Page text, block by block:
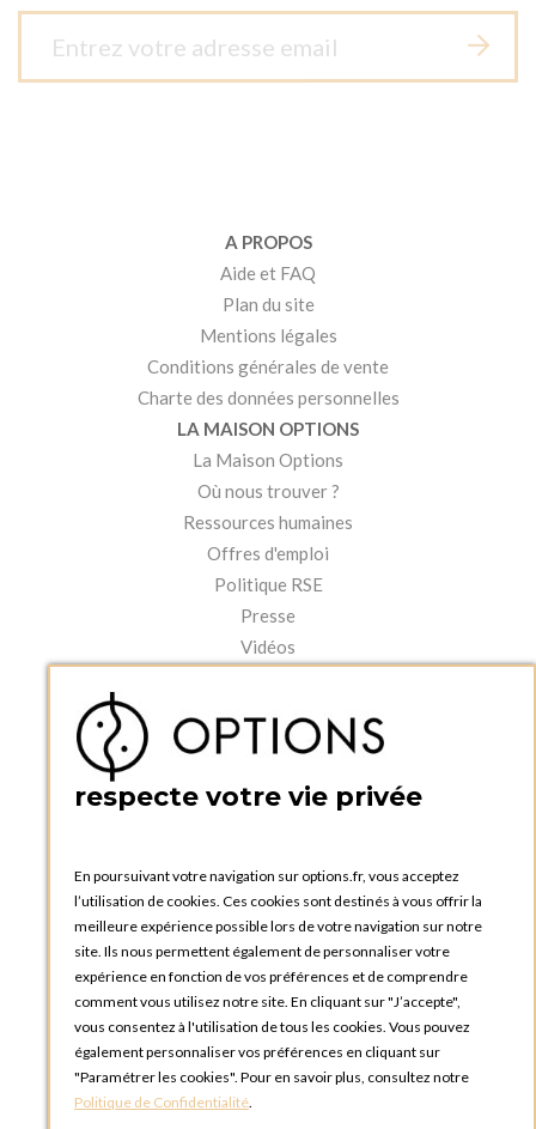
A PROPOS
Aide et FAQ
Plan du site
Mentions légales
Conditions générales de vente
Charte des données personnelles
LA MAISON OPTIONS
La Maison Options
Où nous trouver ?
Ressources humaines
Offres d'emploi
Politique RSE
Presse
Vidéos
Ma liste d'envies
PRATIQUE
Tutoriels
OPTIONS LUXEMBOURG
13 rue Paul Rischard
5324 Contern
LUXEMBOURG
respecte votre vie privée
En poursuivant votre navigation sur options.fr, vous acceptez
l’utilisation de cookies. Ces cookies sont destinés à vous offrir la
meilleure expérience possible lors de votre navigation sur notre
site. Ils nous permettent également de personnaliser votre
expérience en fonction de vos préférences et de comprendre
comment vous utilisez notre site. En cliquant sur "J’accepte",
vous consentez à l'utilisation de tous les cookies. Vous pouvez
également personnaliser vos préférences en cliquant sur
"Paramétrer les cookies". Pour en savoir plus, consultez notre
Politique de Confidentialité.